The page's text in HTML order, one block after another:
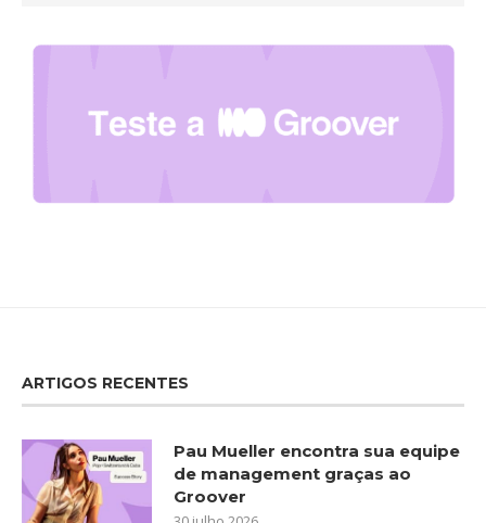
ARTIGOS RECENTES
Pau Mueller encontra sua equipe
de management graças ao
Groover